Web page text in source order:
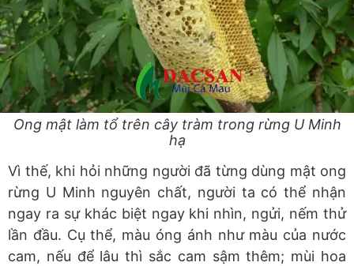
Ong mật làm tổ trên cây tràm trong rừng U Minh
hạ
Vì thế, khi hỏi những người đã từng dùng mật ong
rừng U Minh nguyên chất, người ta có thể nhận
ngay ra sự khác biệt ngay khi nhìn, ngửi, nếm thử
lần đầu. Cụ thể, màu óng ánh như màu của nước
cam, nếu để lâu thì sắc cam sậm thêm; mùi hoa